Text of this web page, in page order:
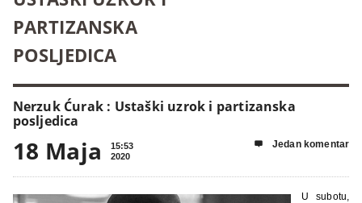
PARTIZANSKA
POSLJEDICA
Nerzuk Ćurak : Ustaški uzrok i partizanska
posljedica
18 Maja
15:53
2020
 Jedan komentar
U subotu,